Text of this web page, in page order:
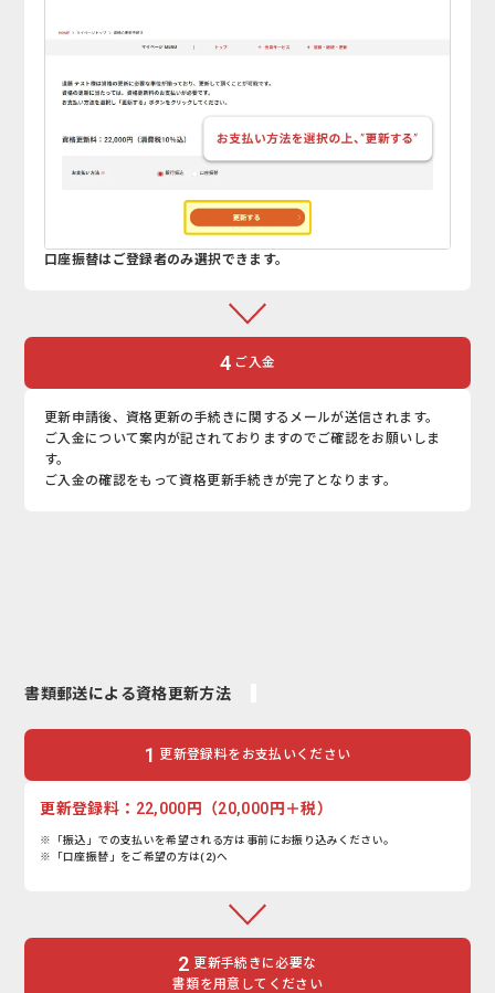
口座振替はご登録者のみ選択できます。
4 ご入金
更新申請後、資格更新の手続きに関するメールが送信されます。
ご入金について案内が記されておりますのでご確認をお願いしま
す。
ご入金の確認をもって資格更新手続きが完了となります。
書類郵送による資格更新方法
1 更新登録料をお支払いください
更新登録料：22,000円（20,000円＋税）
※「振込」での支払いを希望される方は事前にお振り込みください。
※「口座振替」をご希望の方は(2)へ
2 更新手続きに必要な
書類を用意してください